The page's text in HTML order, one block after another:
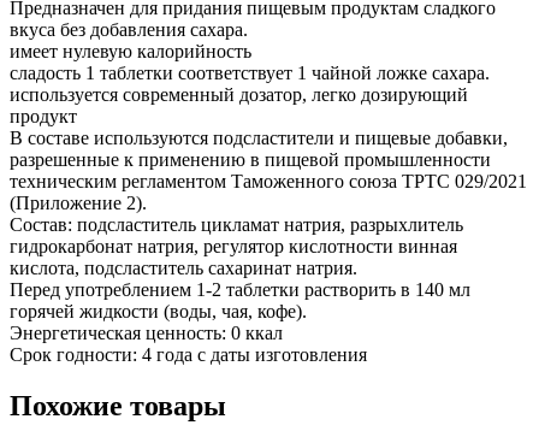
Предназначен для придания пищевым продуктам сладкого
вкуса без добавления сахара.
имеет нулевую калорийность
сладость 1 таблетки соответствует 1 чайной ложке сахара.
используется современный дозатор, легко дозирующий
продукт
В составе используются подсластители и пищевые добавки,
разрешенные к применению в пищевой промышленности
техническим регламентом Таможенного союза ТРТС 029/2021
(Приложение 2).
Состав: подсластитель цикламат натрия, разрыхлитель
гидрокарбонат натрия, регулятор кислотности винная
кислота, подсластитель сахаринат натрия.
Перед употреблением 1-2 таблетки растворить в 140 мл
горячей жидкости (воды, чая, кофе).
Энергетическая ценность: 0 ккал
Срок годности: 4 года с даты изготовления
Похожие товары